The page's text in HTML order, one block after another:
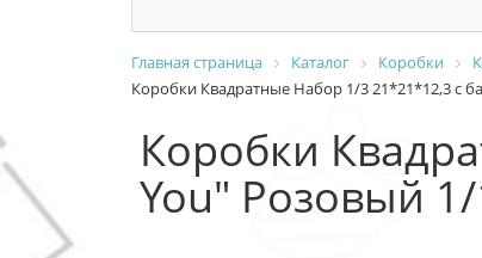
Главная страница Каталог Коробки
Коробки Квадратные Набор 1/3 21*21*12,3 с
Коробки
You" Розовый